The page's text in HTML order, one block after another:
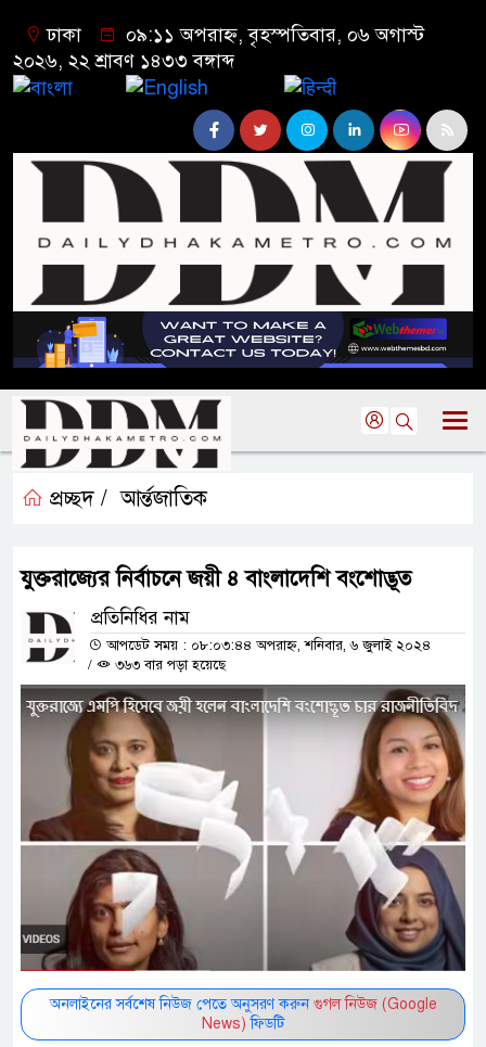
ঢাকা
০৯:১১ অপরাহ্ন, বৃহস্পতিবার, ০৬ অগাস্ট
২০২৬, ২২ শ্রাবণ ১৪৩৩ বঙ্গাব্দ
প্রচ্ছদ / আর্ন্তজাতিক
যুক্তরাজ্যের নির্বাচনে জয়ী ৪ বাংলাদেশি বংশোদ্ভূত
প্রতিনিধির নাম
আপডেট সময় : ০৮:০৩:৪৪ অপরাহ্ন, শনিবার, ৬ জুলাই ২০২৪
/
৩৬৩ বার পড়া হয়েছে
অনলাইনের সর্বশেষ নিউজ পেতে অনুসরণ করুন গুগল নিউজ (Google
News) ফিডটি